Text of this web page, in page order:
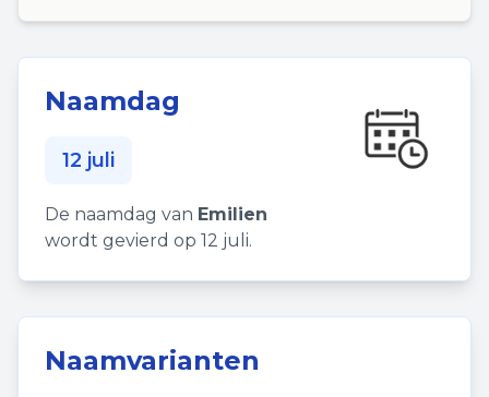
Naamdag
12 juli
De naamdag van Emilien
wordt gevierd op 12 juli.
Naamvarianten